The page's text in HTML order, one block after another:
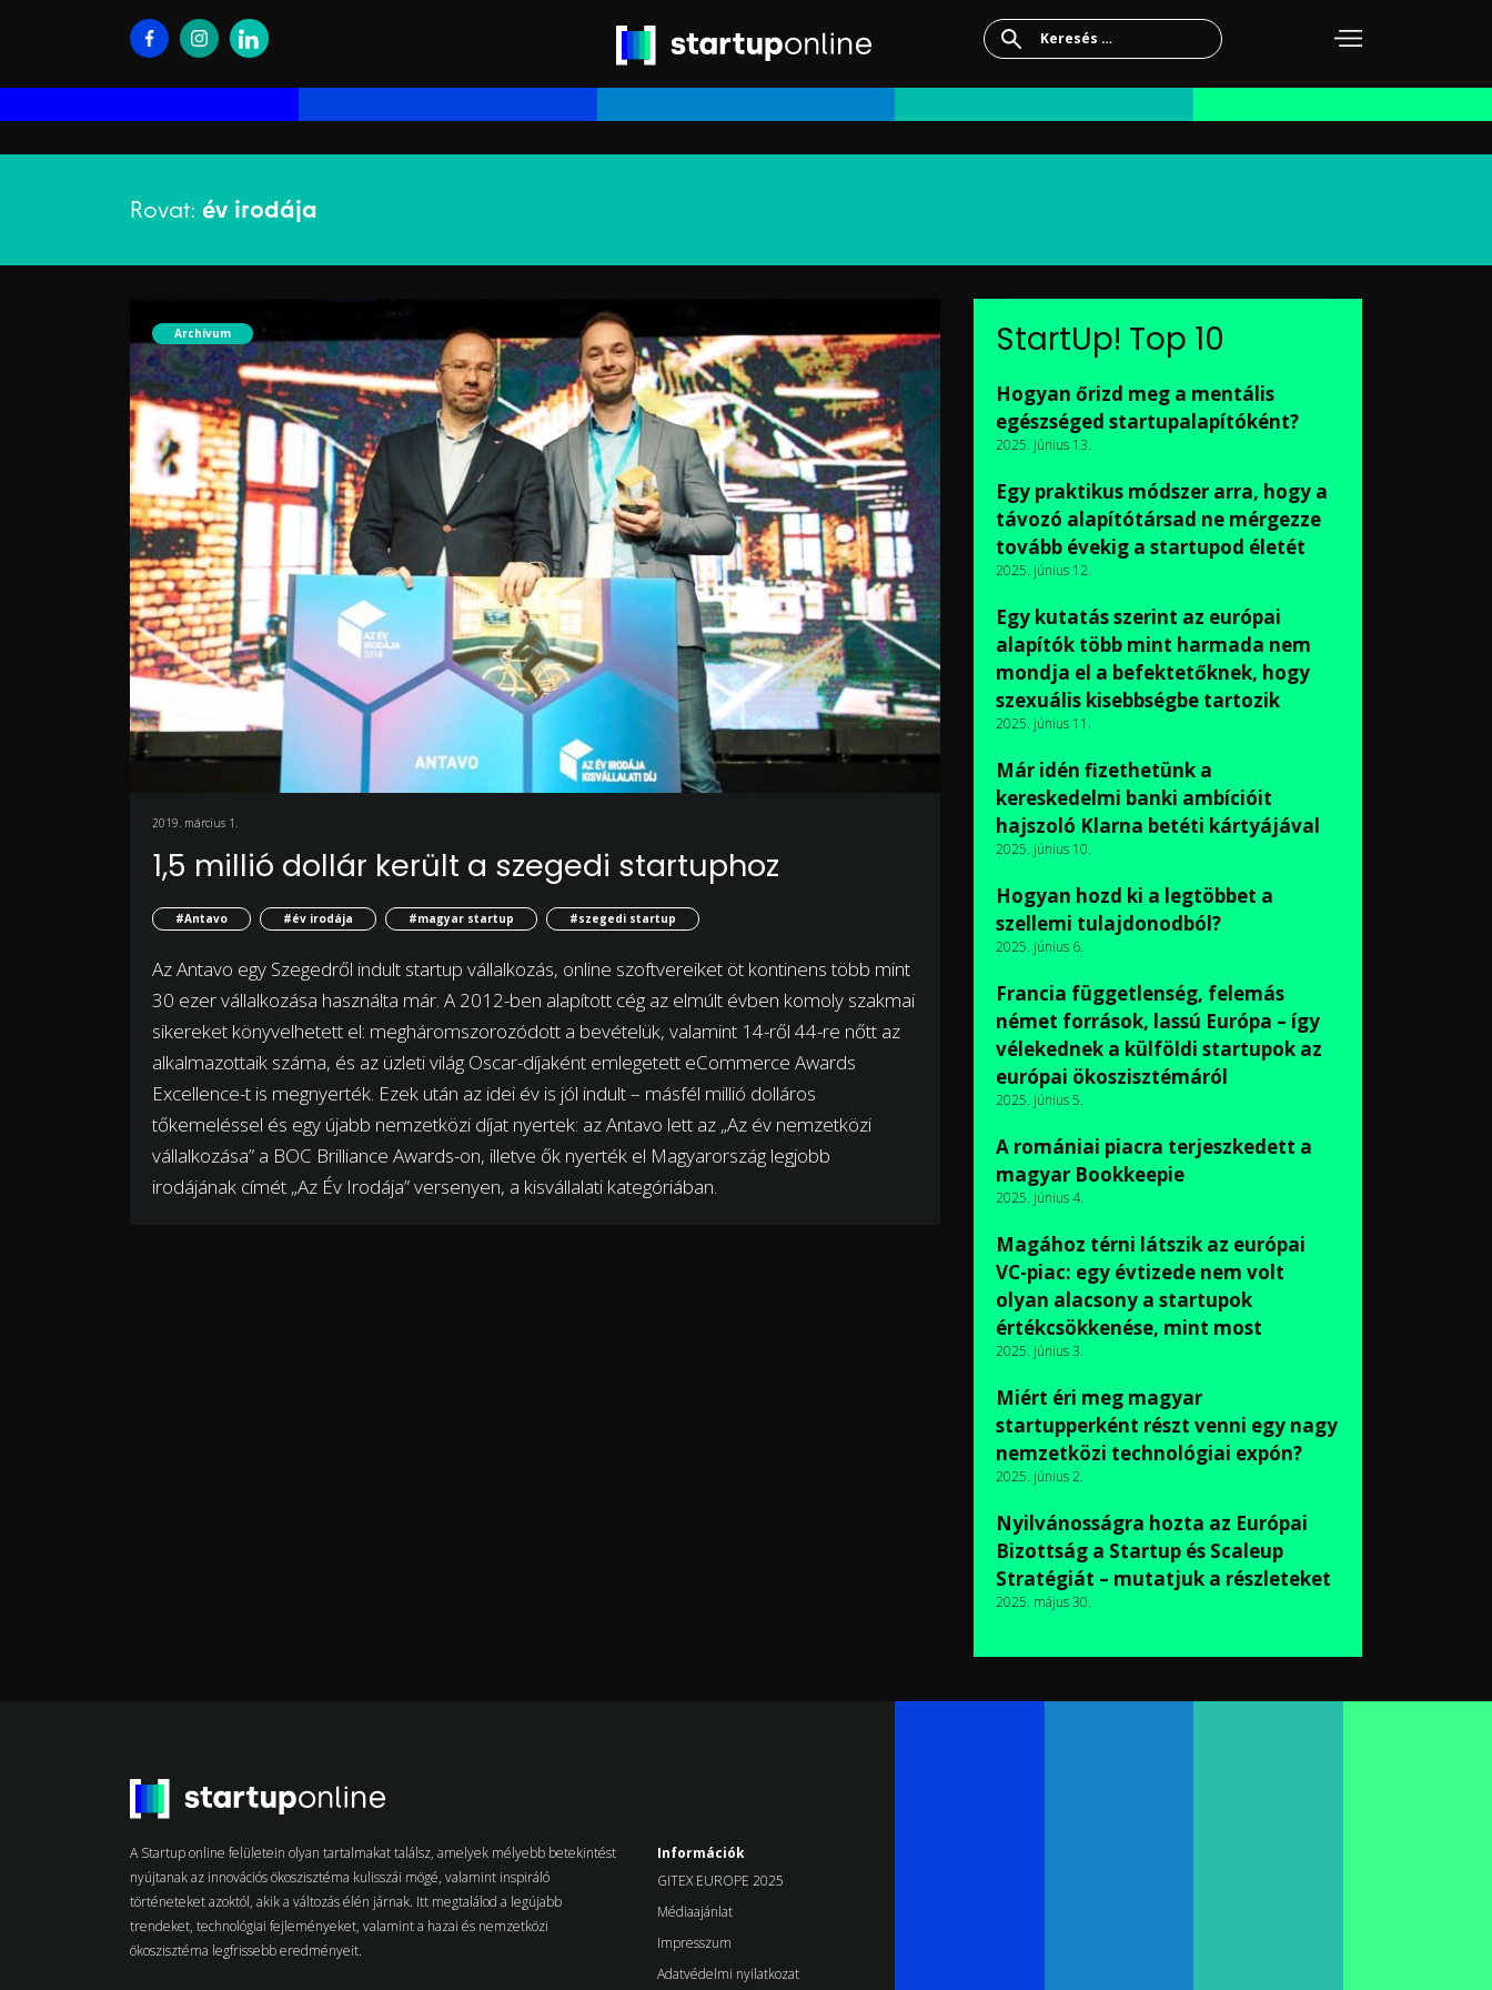
Keresés:
Rovat: év irodája
Archívum
2019. március 1.
1,5 millió dollár került a szegedi startuphoz
#Antavo #év irodája #magyar startup #szegedi startup
Az Antavo egy Szegedről indult startup vállalkozás, online szoftvereiket öt kontinens több mint
30 ezer vállalkozása használta már. A 2012-ben alapított cég az elmúlt évben komoly szakmai
sikereket könyvelhetett el: megháromszorozódott a bevételük, valamint 14-ről 44-re nőtt az
alkalmazottaik száma, és az üzleti világ Oscar-díjaként emlegetett eCommerce Awards
Excellence-t is megnyerték. Ezek után az idei év is jól indult – másfél millió dolláros
tőkemeléssel és egy újabb nemzetközi díjat nyertek: az Antavo lett az „Az év nemzetközi
vállalkozása” a BOC Brilliance Awards-on, illetve ők nyerték el Magyarország legjobb
irodájának címét „Az Év Irodája” versenyen, a kisvállalati kategóriában.
StartUp! Top 10
Hogyan őrizd meg a mentális
egészséged startupalapítóként?
2025. június 13.
Egy praktikus módszer arra, hogy a
távozó alapítótársad ne mérgezze
tovább évekig a startupod életét
2025. június 12.
Egy kutatás szerint az európai
alapítók több mint harmada nem
mondja el a befektetőknek, hogy
szexuális kisebbségbe tartozik
2025. június 11.
Már idén fizethetünk a
kereskedelmi banki ambícióit
hajszoló Klarna betéti kártyájával
2025. június 10.
Hogyan hozd ki a legtöbbet a
szellemi tulajdonodból?
2025. június 6.
Francia függetlenség, felemás
német források, lassú Európa – így
vélekednek a külföldi startupok az
európai ökoszisztémáról
2025. június 5.
A romániai piacra terjeszkedett a
magyar Bookkeepie
2025. június 4.
Magához térni látszik az európai
VC-piac: egy évtizede nem volt
olyan alacsony a startupok
értékcsökkenése, mint most
2025. június 3.
Miért éri meg magyar
startupperként részt venni egy nagy
nemzetközi technológiai expón?
2025. június 2.
Nyilvánosságra hozta az Európai
Bizottság a Startup és Scaleup
Stratégiát – mutatjuk a részleteket
2025. május 30.
A Startup online felületein olyan tartalmakat találsz, amelyek mélyebb betekintést
nyújtanak az innovációs ökoszisztéma kulisszái mögé, valamint inspiráló
történeteket azoktól, akik a változás élén járnak. Itt megtalálod a legújabb
trendeket, technológiai fejleményeket, valamint a hazai és nemzetközi
ökoszisztéma legfrissebb eredményeit.
Információk
GITEX EUROPE 2025
Médiaajánlat
Impresszum
Adatvédelmi nyilatkozat